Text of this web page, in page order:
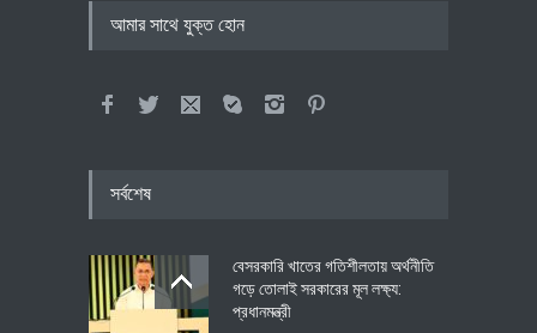
আমার সাথে যুক্ত হোন
সর্বশেষ
বেসরকারি খাতের গতিশীলতায় অর্থনীতি
গড়ে তোলাই সরকারের মূল লক্ষ্য:
প্রধানমন্ত্রী